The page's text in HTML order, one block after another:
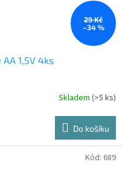
29 Kč
–34 %
1,5V 4ks
Skladem (>5 ks)
Do košíku
Kód: 689